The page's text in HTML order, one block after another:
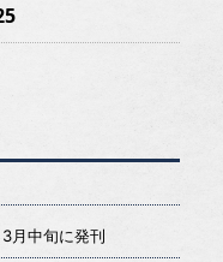
3月中旬に発刊